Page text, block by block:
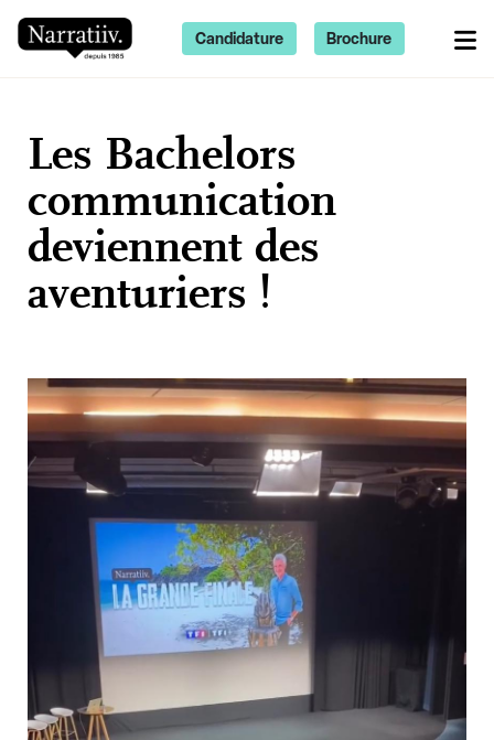
Les Bachelors
communication
deviennent des
aventuriers !
Candidature Brochure